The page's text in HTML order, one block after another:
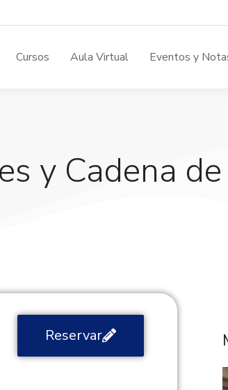
Cursos Aula Virtual Eventos y
y Cadena de
Reservar